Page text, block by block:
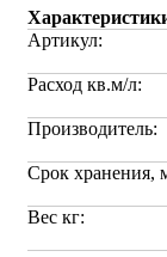
Артикул:
Расход кв.м/л:
Производитель:
Срок хранения,
Вес кг: